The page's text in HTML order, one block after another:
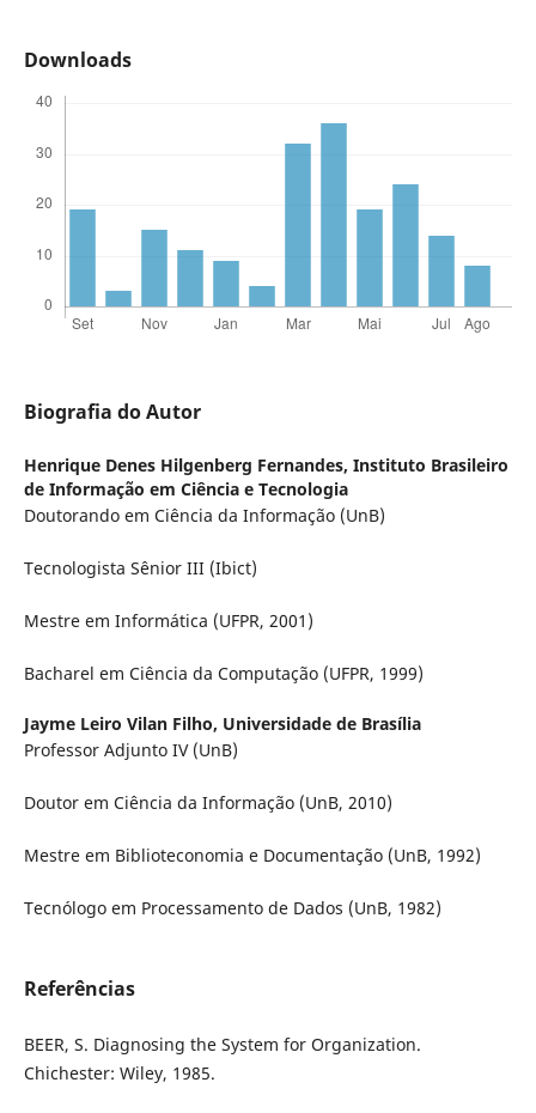
Downloads
Biografia do Autor
Henrique Denes Hilgenberg Fernandes, Instituto Brasileiro
de Informação em Ciência e Tecnologia
Doutorando em Ciência da Informação (UnB)
Tecnologista Sênior III (Ibict)
Mestre em Informática (UFPR, 2001)
Bacharel em Ciência da Computação (UFPR, 1999)
Jayme Leiro Vilan Filho, Universidade de Brasília
Professor Adjunto IV (UnB)
Doutor em Ciência da Informação (UnB, 2010)
Mestre em Biblioteconomia e Documentação (UnB, 1992)
Tecnólogo em Processamento de Dados (UnB, 1982)
Referências
BEER, S. Diagnosing the System for Organization.
Chichester: Wiley, 1985.